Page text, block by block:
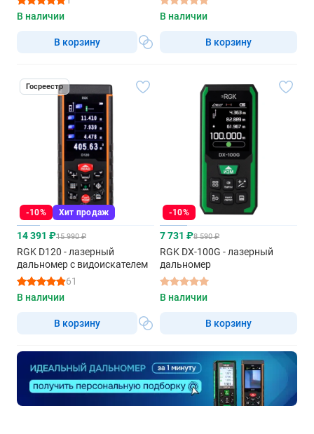
В наличии
В корзину
В наличии
В корзину
Госреестр
-10% Хит продаж
14 391 ₽15 990 ₽
RGK D120 - лазерный
дальномер с видоискателем
61
В наличии
В корзину
-10%
7 731 ₽8 590 ₽
RGK DX-100G - лазерный
дальномер
В наличии
В корзину